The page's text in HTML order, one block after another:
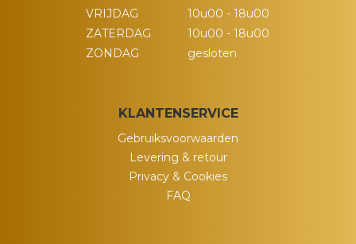
VRIJDAG
10u00 - 18u00
ZATERDAG
10u00 - 18u00
ZONDAG
gesloten
KLANTENSERVICE
Gebruiksvoorwaarden
Levering & retour
Privacy & Cookies
FAQ